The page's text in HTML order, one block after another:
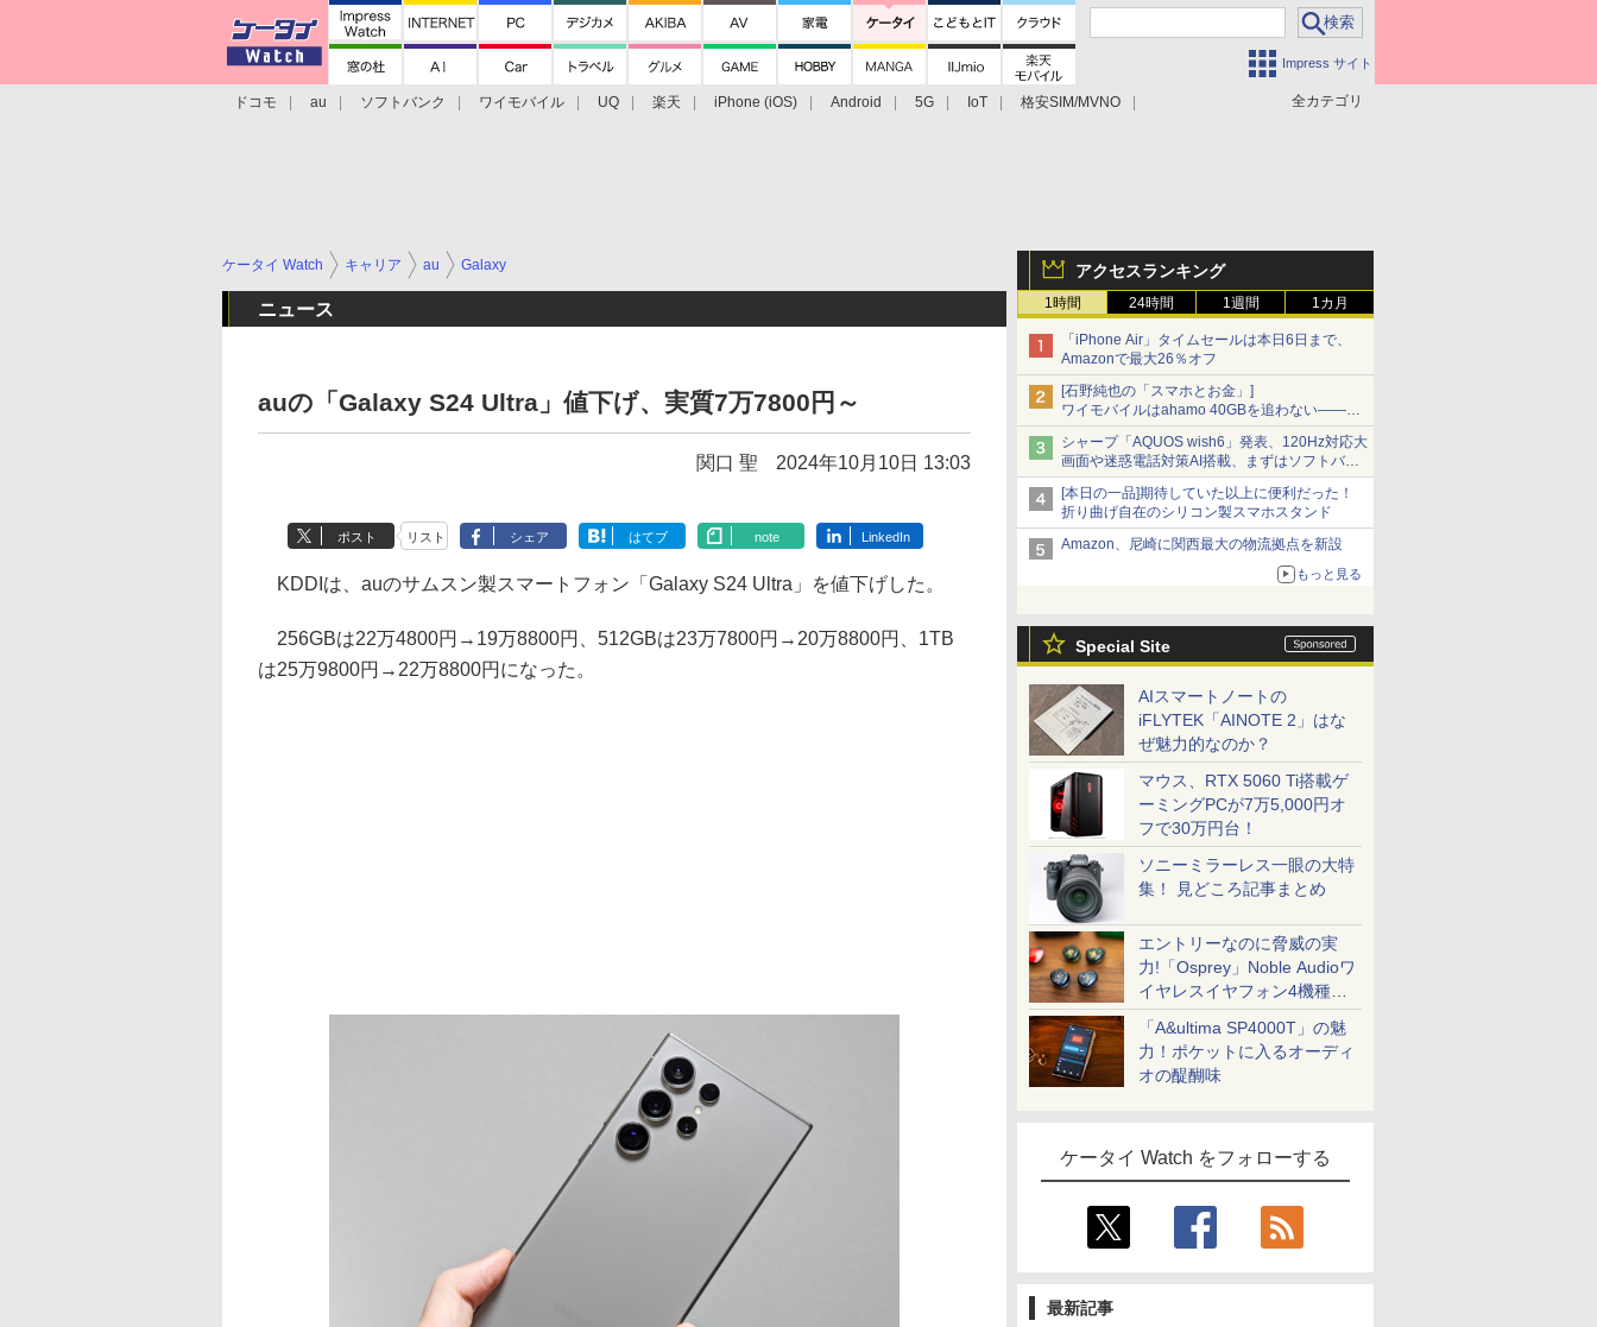
Impress サイト
全カテゴリ
ドコモ au ソフトバンク ワイモバイル UQ 楽天 iPhone (iOS) Android 5G IoT
格安SIM/MVNO
アクセスランキング
1時間 24時間 1週間 1カ月
「iPhone Air」タイムセールは本日6日まで、
Amazonで最大26％オフ
[石野純也の「スマホとお金」]
ワイモバイルはahamo 40GBを追わない――単
身向け「超おトク割」の安さと1年限定の注意
点
シャープ「AQUOS wish6」発表、120Hz対応大
画面や迷惑電話対策AI搭載、まずはソフトバン
クの法人向け
[本日の一品]期待していた以上に便利だった！
折り曲げ自在のシリコン製スマホスタンド
Amazon、尼崎に関西最大の物流拠点を新設
もっと見る
Special Site
AIスマートノートの
iFLYTEK「AINOTE 2」はな
ぜ魅力的なのか？
マウス、RTX 5060 Ti搭載ゲ
ーミングPCが7万5,000円オ
フで30万円台！
ソニーミラーレス一眼の大特
集！ 見どころ記事まとめ
エントリーなのに脅威の実
力!「Osprey」Noble Audioワ
イヤレスイヤフォン4機種を
一気に聴く
「A&ultima SP4000T」の魅
力！ポケットに入るオーディ
オの醍醐味
ケータイ Watch をフォローする
最新記事
ケータイ Watch キャリア au Galaxy
ニュース
auの「Galaxy S24 Ultra」値下げ、実質7万7800円～
関口 聖 2024年10月10日 13:03
ポスト リスト シェア はてブ note LinkedIn
KDDIは、auのサムスン製スマートフォン「Galaxy S24 Ultra」を値下げした。
256GBは22万4800円→19万8800円、512GBは23万7800円→20万8800円、1TB
は25万9800円→22万8800円になった。